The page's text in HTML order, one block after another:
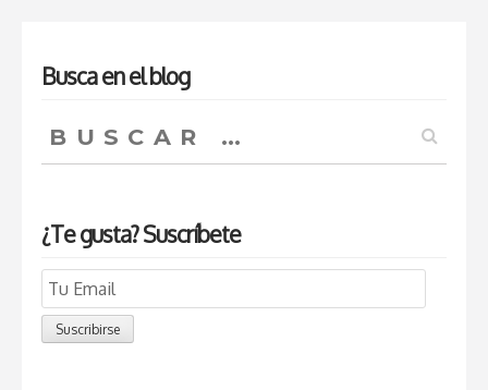
Busca en el blog
Buscar:
¿Te gusta? Suscríbete
Email
Subscription
Suscribirse